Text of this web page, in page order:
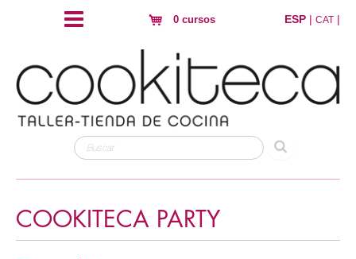
0 cursos ESP | CAT |
COOKITECA PARTY